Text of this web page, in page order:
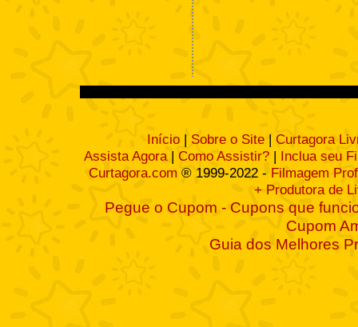
Início | Sobre o Site | Curtagora
Assista Agora| Como Assistir? | Inclua seu
Curtagora.com ® 1999-2022 - Filmagem
+ Produtora de
Pegue o Cupom - Cupons que
Cupom
Guia dos Melhores